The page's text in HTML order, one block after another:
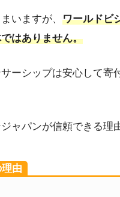
いますが、 ワールドビ
はありません。
ーシップは安心して寄
ャパンが信頼できる理
由